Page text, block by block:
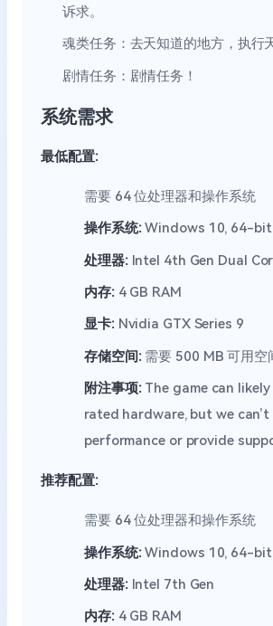
诉求。
魂类任务：去天知道的地方，执行
剧情任务：剧情任务！
系统需求
最低配置:
需要 64 位处理器和操作系统
操作系统:Windows 10, 64-bit
处理器:Intel 4th Gen Dual
内存:4 GB RAM
显卡:Nvidia GTX Series 9
存储空间:需要 500 MB 可用空
附注事项:The game can
rated hardware, but we
performance or provide
推荐配置:
需要 64 位处理器和操作系统
操作系统:Windows 10, 64-bit
处理器:Intel 7th Gen
内存:4 GB RAM